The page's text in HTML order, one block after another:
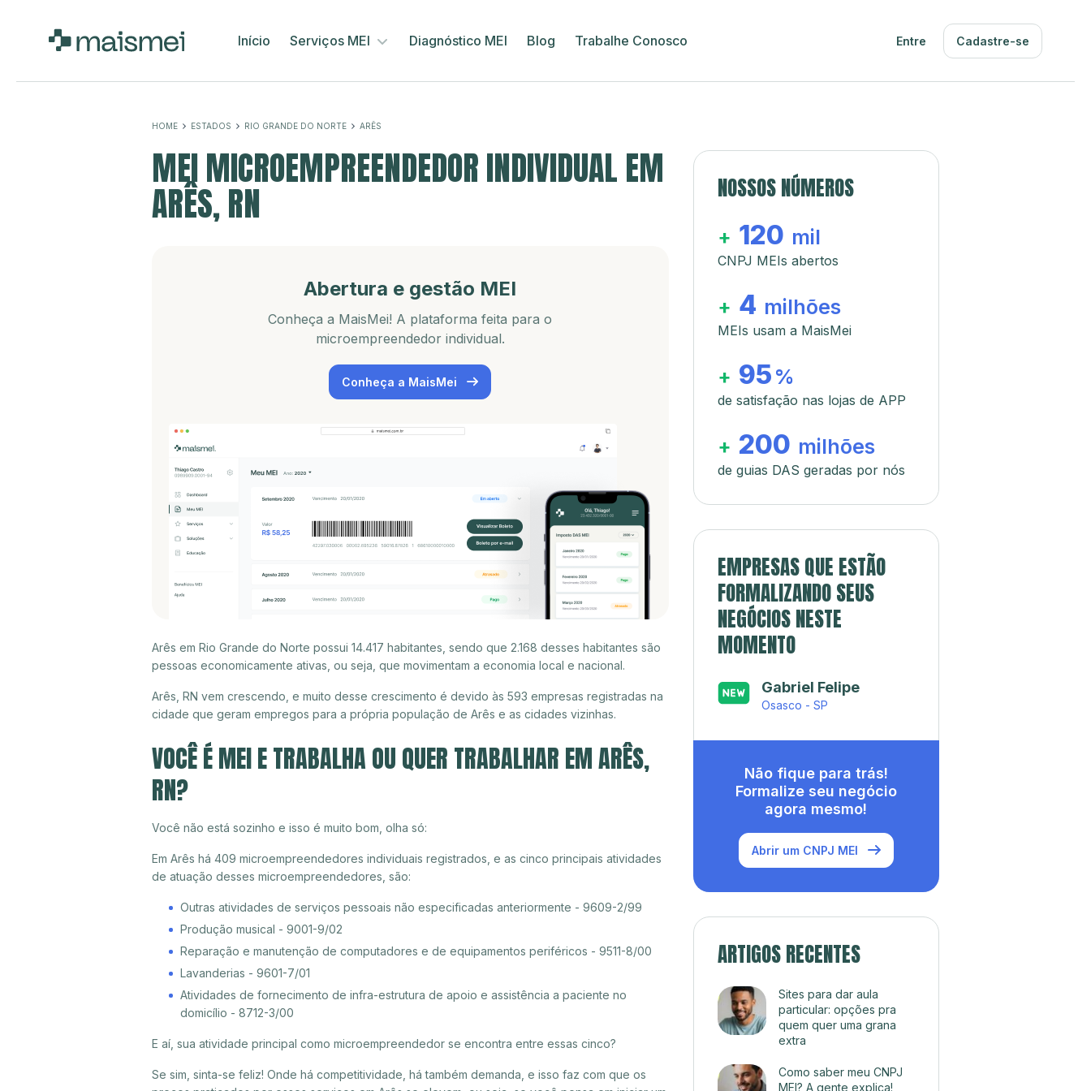
Início Serviços MEI Diagnóstico MEI Blog Trabalhe Conosco Entre Cadastre-se
HOME ESTADOS RIO GRANDE DO NORTE ARÊS
MEI MICROEMPREENDEDOR INDIVIDUAL EM
ARÊS, RN
Abertura e gestão MEI
Conheça a MaisMei! A plataforma feita para o
microempreendedor individual.
Conheça a MaisMei
Arês em Rio Grande do Norte possui 14.417 habitantes, sendo que 2.168 desses habitantes são
pessoas economicamente ativas, ou seja, que movimentam a economia local e nacional.
Arês, RN vem crescendo, e muito desse crescimento é devido às 593 empresas registradas na
cidade que geram empregos para a própria população de Arês e as cidades vizinhas.
VOCÊ É MEI E TRABALHA OU QUER TRABALHAR EM ARÊS,
RN?
Você não está sozinho e isso é muito bom, olha só:
Em Arês há 409 microempreendedores individuais registrados, e as cinco principais atividades
de atuação desses microempreendedores, são:
Outras atividades de serviços pessoais não especificadas anteriormente - 9609-2/99
Produção musical - 9001-9/02
Reparação e manutenção de computadores e de equipamentos periféricos - 9511-8/00
Lavanderias - 9601-7/01
Atividades de fornecimento de infra-estrutura de apoio e assistência a paciente no
domicílio - 8712-3/00
E aí, sua atividade principal como microempreendedor se encontra entre essas cinco?
Se sim, sinta-se feliz! Onde há competitividade, há também demanda, e isso faz com que os
NOSSOS NÚMEROS
+ 120 mil
CNPJ MEIs abertos
+ 4 milhões
MEIs usam a MaisMei
+ 95 %
de satisfação nas lojas de APP
+ 200 milhões
de guias DAS geradas por nós
EMPRESAS QUE ESTÃO
FORMALIZANDO SEUS
NEGÓCIOS NESTE
MOMENTO
Gabriel Felipe
Osasco - SP
Não fique para trás!
Formalize seu negócio
agora mesmo!
Abrir um CNPJ MEI
ARTIGOS RECENTES
Sites para dar aula
particular: opções pra
quem quer uma grana
extra
Como saber meu CNPJ
MEI? A gente explica!